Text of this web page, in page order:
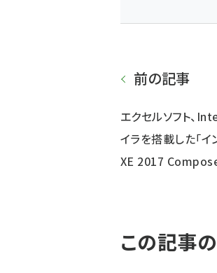
前の記事
エクセルソフト、
イラを搭載した「
XE 2017
この記事